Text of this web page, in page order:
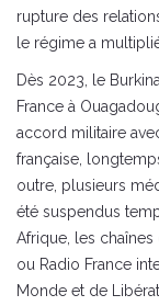
rupture des
le régime a
Dès 2023, le
France à
accord militaire
française,
outre, plusieurs
été suspendus
Afrique, les chaînes
ou Radio France
Monde et de